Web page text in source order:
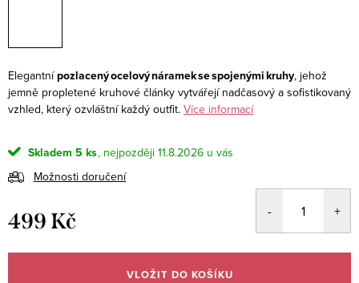
Elegantnípozlacený ocelový náramek se spojenými kruhy, jehož
jemně propletené kruhové články vytvářejí nadčasový a sofistikovaný
vzhled, který ozvláštní každý outfit. Více informací
Skladem 5 ks
11.8.2026
Možnosti doručení
499 Kč
cena:
VLOŽIT DO KOŠÍKU